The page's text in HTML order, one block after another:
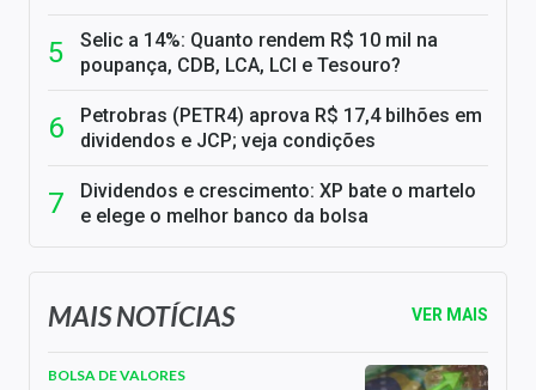
Selic a 14%: Quanto rendem R$ 10 mil na
poupança, CDB, LCA, LCI e Tesouro?
Petrobras (PETR4) aprova R$ 17,4 bilhões em
dividendos e JCP; veja condições
Dividendos e crescimento: XP bate o martelo
e elege o melhor banco da bolsa
MAIS NOTÍCIAS VER MAIS
BOLSA DE VALORES